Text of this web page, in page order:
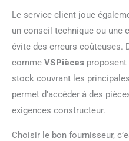
Le service client joue également un rôle clé. Pouvoir obtenir
un conseil technique ou une
évite des erreurs coûteuses.
comme VSPièces proposent
stock couvrant les
permet d’accéder à des
exigences constructeur.
Choisir le bon fournisseur, c’est sécuriser votre réparation et